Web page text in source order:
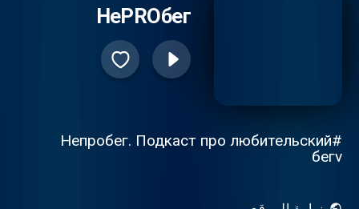
НеPROбег
#Непробег. Подкаст про любительский
бегv